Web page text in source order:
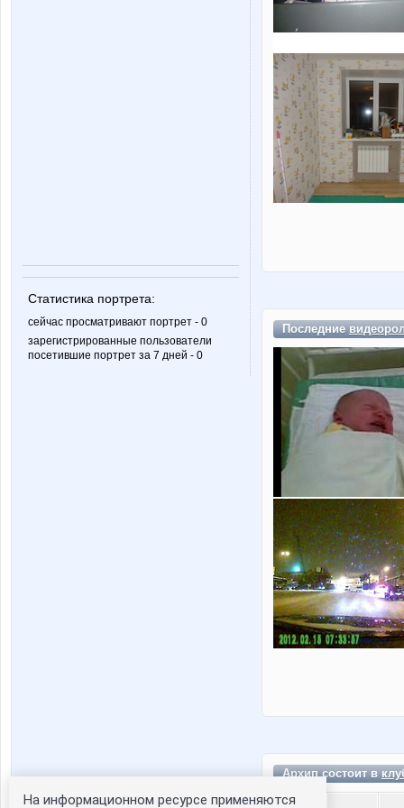
Статистика портрета:
сейчас просматривают портрет - 0
зарегистрированные пользователи
посетившие портрет за 7 дней - 0
Последние
Архип состоит в
На информационном ресурсе применяются